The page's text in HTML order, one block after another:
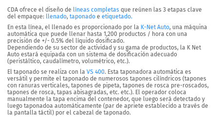
CDA ofrece el diseño de líneas completas que reúnen las 3 etapas clave
del empaque: llenado, taponado e etiquetado.
En esta línea, el llenado es proporcionado por la K-Net Auto, una máquina
automática que puede llenar hasta 1,200 productos / hora con una
precisión de +/- 0.5% del líquido dosificado.
Dependiendo de su sector de actividad y su gama de productos, la K Net
Auto estará equipada con un sistema de dosificación adecuado
(peristáltico, caudalímetro, volumétrico, etc.).
El taponado se realiza con la VS 400. Esta taponadora automática es
versátil y permite el taponado de numerosos tapones cilíndricos (tapones
con ranuras verticales, tapones de pipeta, tapones de rosca pre-roscados,
tapones de rosca, tapas abisagradas, etc. etc.). El operador coloca
manualmente la tapa encima del contenedor, que luego será detectado y
luego taponadoa automáticamente (par de apriete establecido a través de
la pantalla táctil) por el cabezal de taponado.